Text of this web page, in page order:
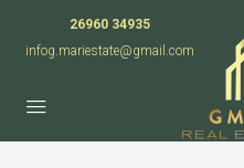
26960 34935
infog.mariestate@gmail.com